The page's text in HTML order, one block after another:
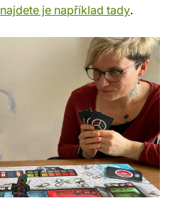
najdete je například tady.